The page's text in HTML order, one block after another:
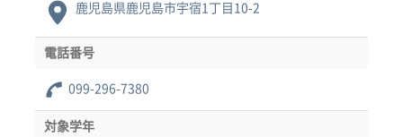
鹿児島県鹿児島市宇宿1丁目10-2
電話番号
099-296-7380
対象学年